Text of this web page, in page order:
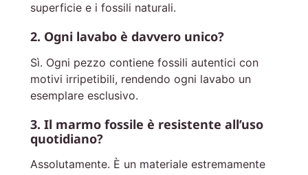
superficie e i fossili naturali.
2. Ogni lavabo è davvero unico?
Sì. Ogni pezzo contiene fossili autentici con
motivi irripetibili, rendendo ogni lavabo un
esemplare esclusivo.
3. Il marmo fossile è resistente all’uso
quotidiano?
Assolutamente. È un materiale estremamente